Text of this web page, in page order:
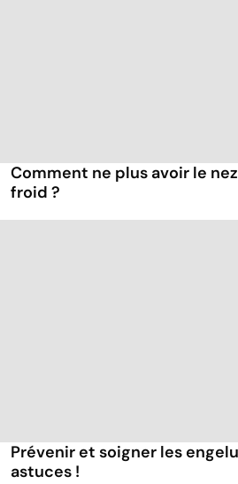
Comment ne plus avoir le
froid ?
Prévenir et soigner les
astuces !